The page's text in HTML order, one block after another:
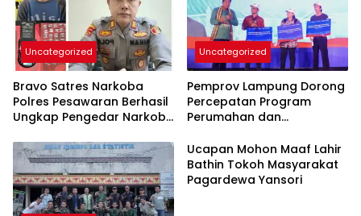
Uncategorized
Bravo Satres Narkoba
Polres Pesawaran Berhasil
Ungkap Pengedar Narkoba
Uncategorized
Pemprov Lampung Dorong
Percepatan Program
Perumahan dan
Rakyat
Ucapan Mohon Maaf Lahir
Bathin Tokoh Masyarakat
Pagardewa Yansori